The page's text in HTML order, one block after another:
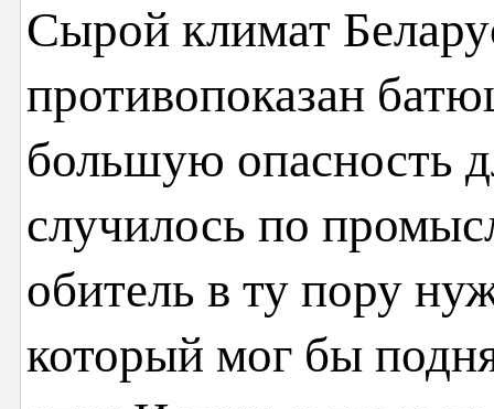
Сырой климат
противопоказан
большую опасность
случилось по
обитель в ту пору
который мог бы